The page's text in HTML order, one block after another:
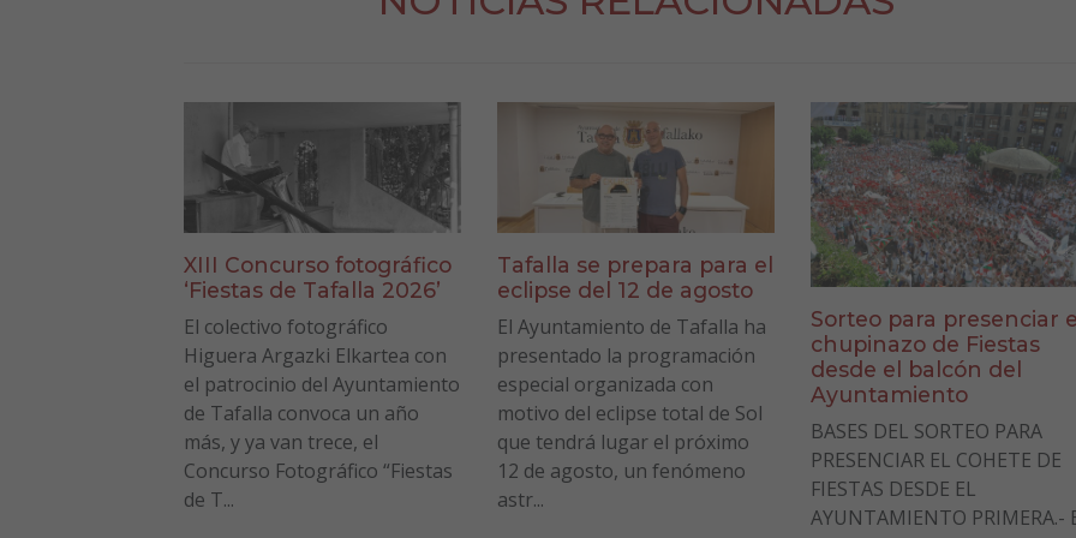
XIII Concurso fotográfico
‘Fiestas de Tafalla 2026’
El colectivo fotográfico
Higuera Argazki Elkartea con
el patrocinio del Ayuntamiento
de Tafalla convoca un año
más, y ya van trece, el
Concurso Fotográfico “Fiestas
de T...
Tafalla se prepara para el
eclipse del 12 de agosto
El Ayuntamiento de Tafalla ha
presentado la programación
especial organizada con
motivo del eclipse total de Sol
que tendrá lugar el próximo
12 de agosto, un fenómeno
astr...
Sorteo para presenciar
chupinazo de Fiestas
desde el balcón del
Ayuntamiento
BASES DEL SORTEO PARA
PRESENCIAR EL COHETE DE
FIESTAS DESDE EL
AYUNTAMIENTO PRIMERA.-